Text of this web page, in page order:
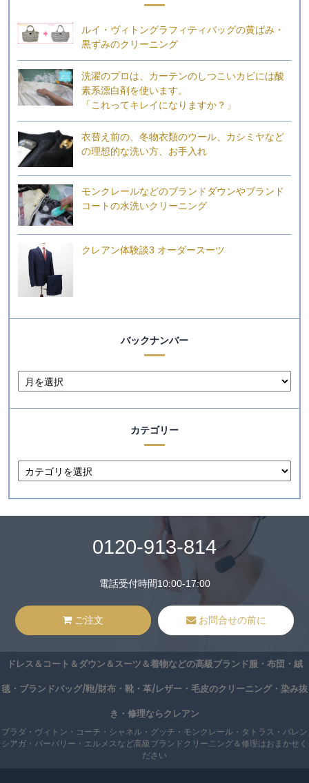
ルイ・ヴィトングラフィティバッグの黄ばみ・
黒ずみのクリーニング
洗濯のプロは、カーテンのしつこいカビには酸
素系漂白剤を使います。
「これってキレイになりますか？」
衣替え前の、冬物衣類のウール、カシミヤなど
の理想的な洗い方、お手入れ
モンクレールなどのブランドダウンやブランド
コートの水洗いクリーニング
クレアン体験談3 オーダースーツ
バックナンバー
カテゴリー
0120-913-814
電話受付時間10:00-17:00
ご注文 お問合せの前に
ドレス＆コート＆ダウン＆スーツ＆着物などの高級ブランド服・布団・絨
毯・ブランドバッグ/鞄/財布・靴・革/レザー・毛皮のクリーニング・染み抜
き・修理ならクレアン
プラダ・ヴィトン・コーチ・シャネル・グッチ・モンクレール・タトラス・バレン
シアガ・バーバリー・エルメスなど高級ブランドクリーニング＆修理はおまかせく
ださい